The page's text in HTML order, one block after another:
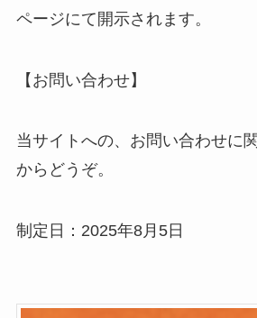
ページにて開示されます。
【お問い合わせ】
当サイトへの、お問い合わせに関
からどうぞ。
制定日：2025年8月5日